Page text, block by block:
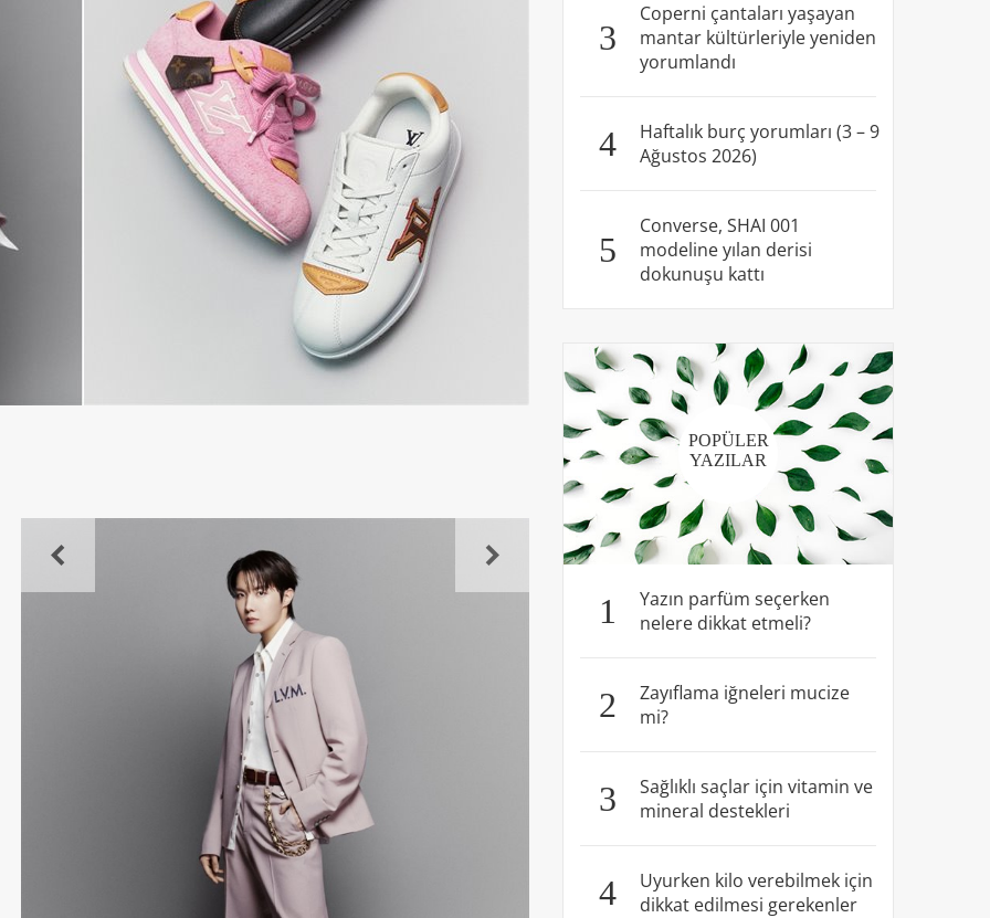
3
Coperni çantaları yaşayan
mantar kültürleriyle yeniden
yorumlandı
4
Haftalık burç yorumları (3 – 9
Ağustos 2026)
5
Converse, SHAI 001
modeline yılan derisi
dokunuşu kattı
POPÜLER
YAZILAR
1
Yazın parfüm seçerken
nelere dikkat etmeli?
2
Zayıflama iğneleri mucize
mi?
3
Sağlıklı saçlar için vitamin ve
mineral destekleri
4
Uyurken kilo verebilmek için
dikkat edilmesi gerekenler